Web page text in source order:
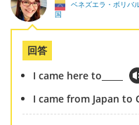
ベネズエラ・ボリバ
国
回答
I came here to_____
I came from Japan to